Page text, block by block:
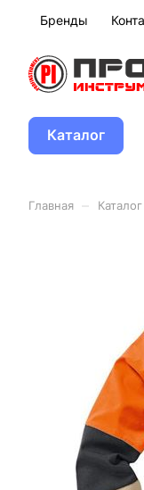
Бренды
Каталог
Главная Каталог